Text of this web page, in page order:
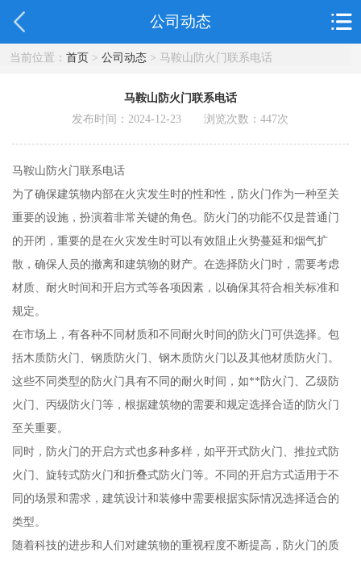
公司动态
当前位置： 首页> 公司动态> 马鞍山防火门联系电话
马鞍山防火门联系电话
发布时间：2024-12-23 浏览次数：447次
马鞍山防火门联系电话
为了确保建筑物内部在火灾发生时的性和性，防火门作为一种至关
重要的设施，扮演着非常关键的角色。防火门的功能不仅是普通门
的开闭，重要的是在火灾发生时可以有效阻止火势蔓延和烟气扩
散，确保人员的撤离和建筑物的财产。在选择防火门时，需要考虑
材质、耐火时间和开启方式等各项因素，以确保其符合相关标准和
规定。
在市场上，有各种不同材质和不同耐火时间的防火门可供选择。包
括木质防火门、钢质防火门、钢木质防火门以及其他材质防火门。
这些不同类型的防火门具有不同的耐火时间，如**防火门、乙级防
火门、丙级防火门等，根据建筑物的需要和规定选择合适的防火门
至关重要。
同时，防火门的开启方式也多种多样，如平开式防火门、推拉式防
火门、旋转式防火门和折叠式防火门等。不同的开启方式适用于不
同的场景和需求，建筑设计和装修中需要根据实际情况选择适合的
类型。
随着科技的进步和人们对建筑物的重视程度不断提高，防火门的质